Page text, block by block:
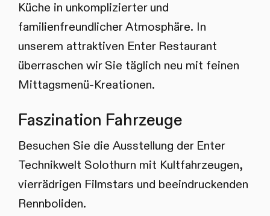
Küche in unkomplizierter und
familienfreundlicher Atmosphäre. In
unserem attraktiven Enter Restaurant
überraschen wir Sie täglich neu mit feinen
Mittagsmenü-Kreationen.
Faszination Fahrzeuge
Besuchen Sie die Ausstellung der Enter
Technikwelt Solothurn mit Kultfahrzeugen,
vierrädrigen Filmstars und beeindruckenden
Rennboliden.